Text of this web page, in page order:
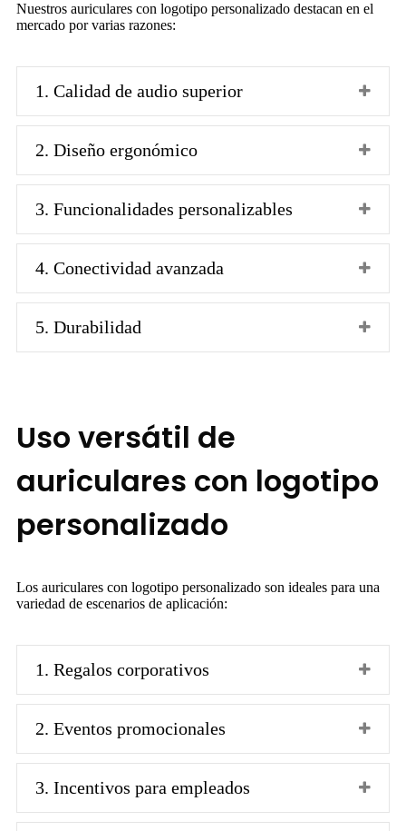
Nuestros auriculares con logotipo personalizado destacan en el
mercado por varias razones:
1. Calidad de audio superior
2. Diseño ergonómico
3. Funcionalidades personalizables
4. Conectividad avanzada
5. Durabilidad
Uso versátil de
auriculares con logotipo
personalizado
Los auriculares con logotipo personalizado son ideales para una
variedad de escenarios de aplicación:
1. Regalos corporativos
2. Eventos promocionales
3. Incentivos para empleados